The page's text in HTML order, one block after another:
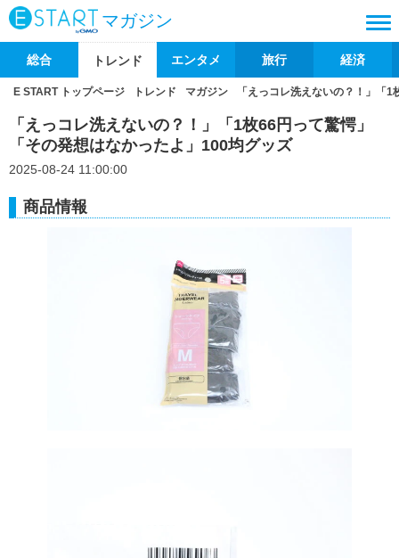
マガジン
総合 トレンド エンタメ 旅行 経済
E START トップページ トレンド マガジン 「えっコレ洗えないの？！」「
「えっコレ洗えないの？！」「1枚66円って驚愕」
「その発想はなかったよ」100均グッズ
2025-08-24 11:00:00
商品情報